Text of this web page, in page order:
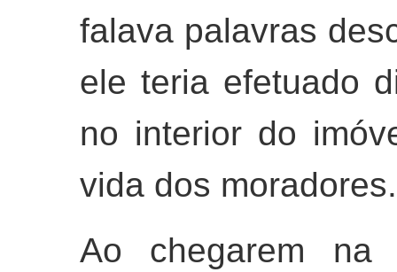
falava palavras
ele teria efetuado
no interior do
vida dos moradores.
Ao chegarem na